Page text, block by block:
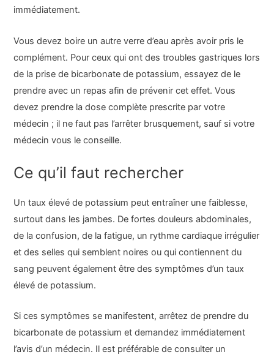
immédiatement.
Vous devez boire un autre verre d’eau après avoir pris le
complément. Pour ceux qui ont des troubles gastriques lors
de la prise de bicarbonate de potassium, essayez de le
prendre avec un repas afin de prévenir cet effet. Vous
devez prendre la dose complète prescrite par votre
médecin ; il ne faut pas l’arrêter brusquement, sauf si votre
médecin vous le conseille.
Ce qu’il faut rechercher
Un taux élevé de potassium peut entraîner une faiblesse,
surtout dans les jambes. De fortes douleurs abdominales,
de la confusion, de la fatigue, un rythme cardiaque irrégulier
et des selles qui semblent noires ou qui contiennent du
sang peuvent également être des symptômes d’un taux
élevé de potassium.
Si ces symptômes se manifestent, arrêtez de prendre du
bicarbonate de potassium et demandez immédiatement
l’avis d’un médecin. Il est préférable de consulter un